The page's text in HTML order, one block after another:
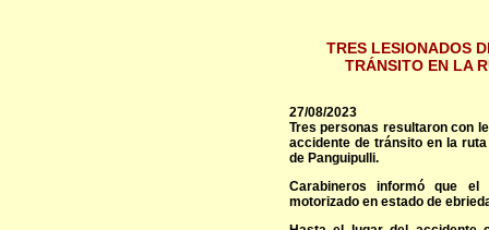
TRES LESIONADOS
TRÁNSITO EN LA
27/08/2023
Tres personas resultaron con
accidente de tránsito en la
de Panguipulli.
Carabineros informó que
motorizado en estado de